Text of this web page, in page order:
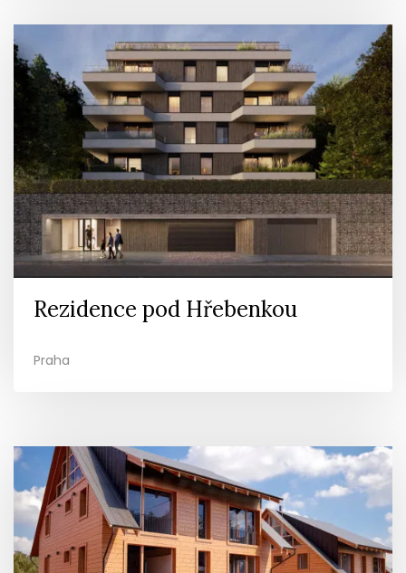
Rezidence pod Hřebenkou
Praha